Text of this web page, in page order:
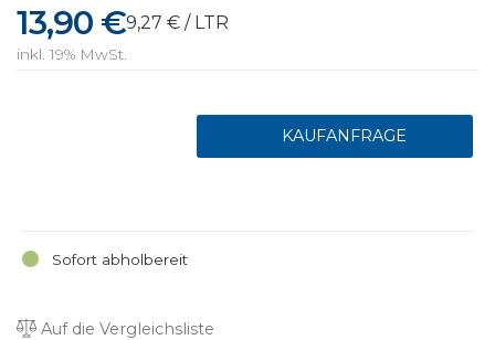
13,90 €9,27 € / LTR
inkl. 19% MwSt.
Sofort abholbereit
Auf die Vergleichsliste